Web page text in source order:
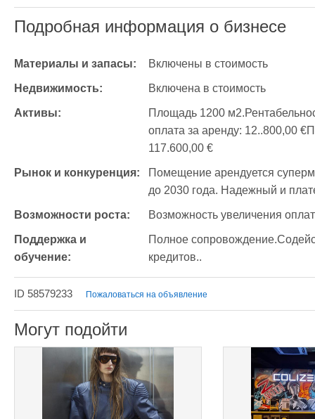
Подробная информация о бизнесе
Материалы и запасы: Включены в стоимость
Недвижимость: Включена в стоимость
Активы:
Площадь 1200
оплата за аренду: 12..800,00
117.600,00 €
Рынок и конкуренция:
Помещение арендуется
до 2030 года. Надежный и
Возможности роста: Возможность увеличения
Поддержка и
обучение:
Полное
кредитов..
ID 58579233 Пожаловаться на объявление
Могут подойти